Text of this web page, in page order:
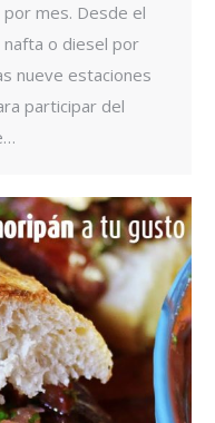
mes. Desde el
o diesel por
nueve estaciones
participar del